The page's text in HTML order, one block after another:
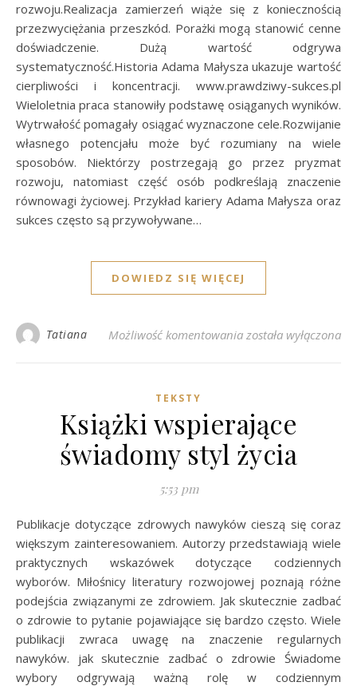
rozwoju.Realizacja zamierzeń wiąże się z koniecznością
przezwyciężania przeszkód. Porażki mogą stanowić cenne
doświadczenie. Dużą wartość odgrywa
systematyczność.Historia Adama Małysza ukazuje wartość
cierpliwości i koncentracji. www.prawdziwy-sukces.pl
Wieloletnia praca stanowiły podstawę osiąganych wyników.
Wytrwałość pomagały osiągać wyznaczone cele.Rozwijanie
własnego potencjału może być rozumiany na wiele
sposobów. Niektórzy postrzegają go przez pryzmat
rozwoju, natomiast część osób podkreślają znaczenie
równowagi życiowej. Przykład kariery Adama Małysza oraz
sukces często są przywoływane…
DOWIEDZ SIĘ WIĘCEJ
Tatiana Możliwość komentowania Jak budować sukces
została wyłączona
TEKSTY
Książki wspierające
świadomy styl życia
5:53 pm
Publikacje dotyczące zdrowych nawyków cieszą się coraz
większym zainteresowaniem. Autorzy przedstawiają wiele
praktycznych wskazówek dotyczące codziennych
wyborów. Miłośnicy literatury rozwojowej poznają różne
podejścia związanymi ze zdrowiem. Jak skutecznie zadbać
o zdrowie to pytanie pojawiające się bardzo często. Wiele
publikacji zwraca uwagę na znaczenie regularnych
nawyków. jak skutecznie zadbać o zdrowie Świadome
wybory odgrywają ważną rolę w codziennym